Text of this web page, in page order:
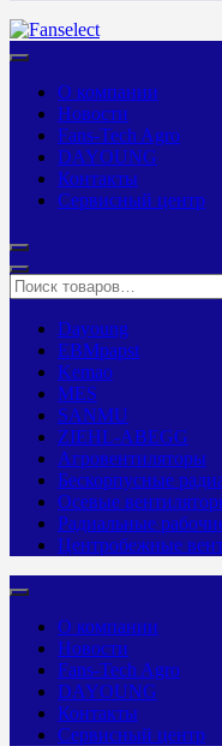
О компании
Новости
Fans-Tech Agro
DAYOUNG
Контакты
Сервисный центр
Dayoung
EBMpapst
Kemao
MES
SANMU
ZIEHL-ABEGG
Агровентиляторы
Бескорпусные
Осевые
Радиальные
Центробежные
О компании
Новости
Fans-Tech Agro
DAYOUNG
Контакты
Сервисный центр